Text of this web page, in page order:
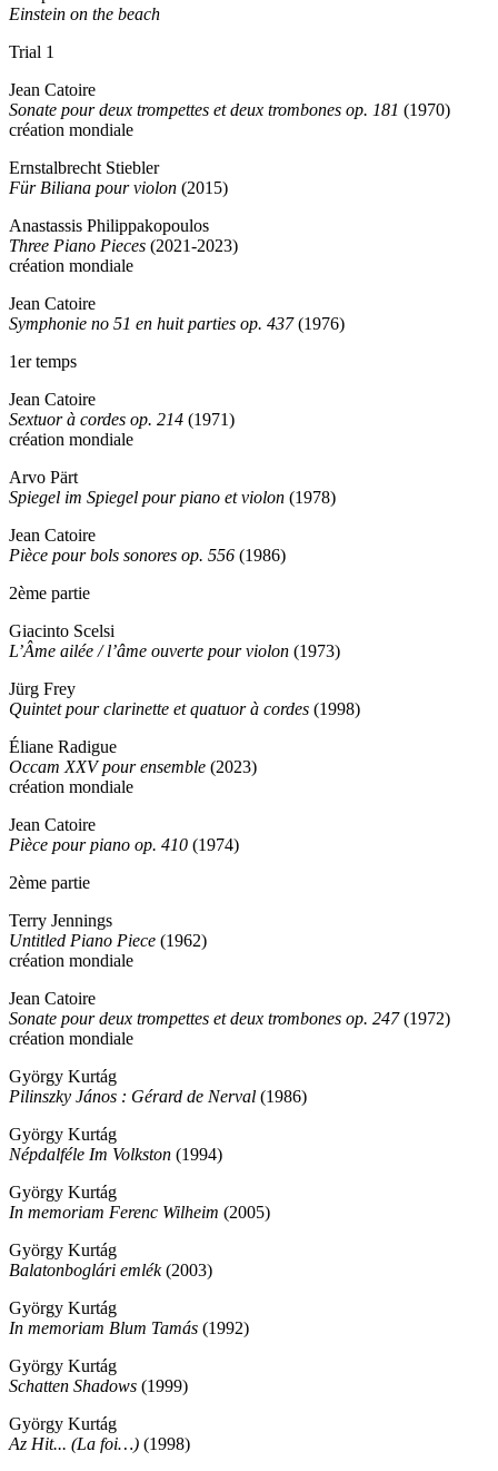
Einstein on the beach
Trial 1
Jean Catoire
Sonate pour deux trompettes et deux trombones op. 181 (1970)
création mondiale
Ernstalbrecht Stiebler
Für Biliana pour violon (2015)
Anastassis Philippakopoulos
Three Piano Pieces (2021-2023)
création mondiale
Jean Catoire
Symphonie no 51 en huit parties op. 437(1976)
1er temps
Jean Catoire
Sextuor à cordes op. 214 (1971)
création mondiale
Arvo Pärt
Spiegel im Spiegel pour piano et violon (1978)
Jean Catoire
Pièce pour bols sonores op. 556 (1986)
2ème partie
Giacinto Scelsi
L’Âme ailée / l’âme ouverte pour violon (1973)
Jürg Frey
Quintet pour clarinette et quatuor à cordes (1998)
Éliane Radigue
Occam XXV pour ensemble (2023)
création mondiale
Jean Catoire
Pièce pour piano op. 410 (1974)
2ème partie
Terry Jennings
Untitled Piano Piece (1962)
création mondiale
Jean Catoire
Sonate pour deux trompettes et deux trombones op. 247(1972)
création mondiale
György Kurtág
Pilinszky János : Gérard de Nerval (1986)
György Kurtág
Népdalféle Im Volkston (1994)
György Kurtág
In memoriam Ferenc Wilheim (2005)
György Kurtág
Balatonboglári emlék(2003)
György Kurtág
In memoriam Blum Tamás (1992)
György Kurtág
Schatten Shadows (1999)
György Kurtág
Az Hit... (La foi…) (1998)